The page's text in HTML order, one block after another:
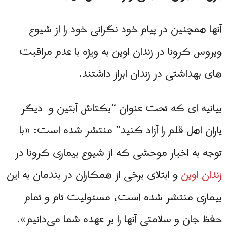
آنها همچنین در پیام خود نگرانی خود را از شیوع
ویروس کرونا در زندان اوین به ویژه با عدم مراقبت
های بهداشتی در زندان ابراز داشتند.
بیانیه ای که تحت عنوان “بکتاش آبتین و دیگر
یاران اهل قلم را آزاد کنید” منتشر شده است: «با
توجه به اخبار موحشی که از شیوع بیماری کرونا در
زندان اوینو ابتلای برخی از ھمکاران در بندمان به این
بیماری منتشر شده است، مسئولیت تام و تمام
حفظ جان و سلامتی آنها را بر عهده شما می‌دانیم».